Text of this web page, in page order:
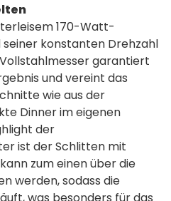
170-Watt-
konstanten Drehzahl
garantiert
und vereint das
wie aus der
Dinner im eigenen
der
ist der Schlitten mit
zum einen über die
werden, sodass die
was besonders für das